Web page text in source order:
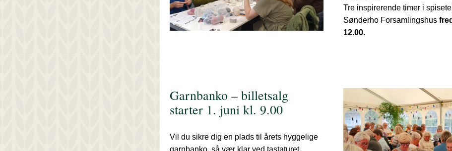
Tre inspirerende timer i
Sønderho Forsamlingshus
12.00.
Garnbanko – billetsalg
starter 1. juni kl. 9.00
Vil du sikre dig en plads til årets hyggelige